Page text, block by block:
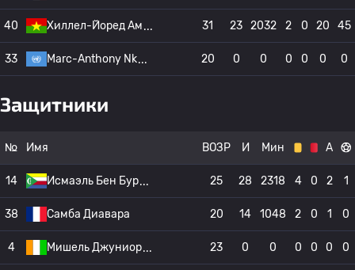
40 Хиллел-Йоред Ам 31 23 2032 2 0 20 45
33 Marc-Anthony Nk 20 0 0 0 0 0 0
Защитники
№ Имя ВОЗР И Мин А
14 Исмаэль Бен Бур 25 28 2318 4 0 2 1
38 Самба Диавара 20 14 1048 2 0 1 0
4 Мишель Джуниор 23 0 0 0 0 0 0